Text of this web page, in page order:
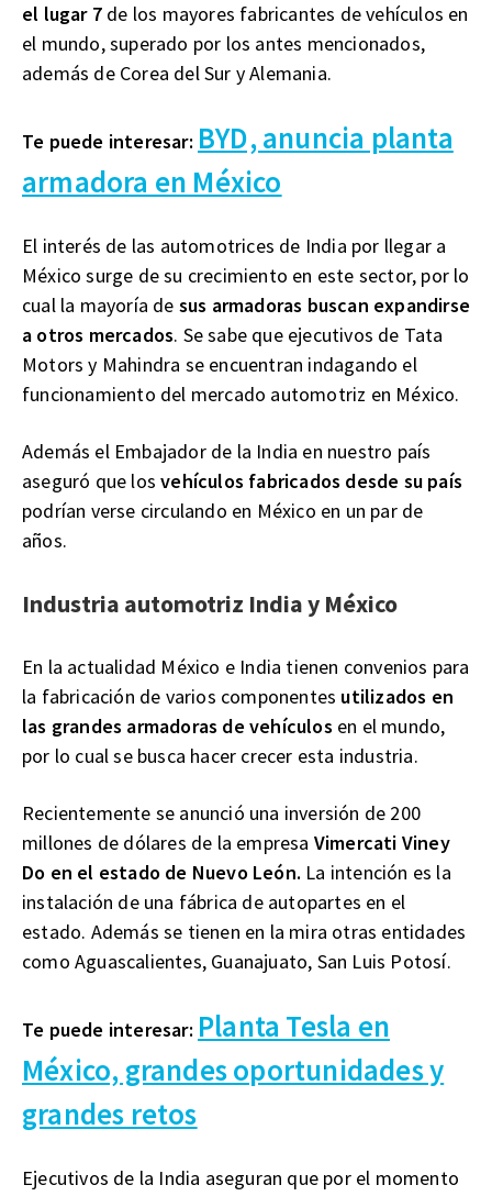
el lugar 7 de los mayores fabricantes de vehículos en
el mundo, superado por los antes mencionados,
además de Corea del Sur y Alemania.
Te puede interesar: BYD, anuncia planta
armadora en México
El interés de las automotrices de India por llegar a
México surge de su crecimiento en este sector, por lo
cual la mayoría de sus armadoras buscan expandirse
a otros mercados. Se sabe que ejecutivos de Tata
Motors y Mahindra se encuentran indagando el
funcionamiento del mercado automotriz en México.
Además el Embajador de la India en nuestro país
aseguró que losvehículos fabricados desde su país
podrían verse circulando en México en un par de
años.
Industria automotriz India y México
En la actualidad México e India tienen convenios para
la fabricación de varios componentes utilizados en
las grandes armadoras de vehículos en el mundo,
por lo cual se busca hacer crecer esta industria.
Recientemente se anunció una inversión de 200
millones de dólares de la empresa Vimercati Viney
Do en el estado de Nuevo León. La intención es la
instalación de una fábrica de autopartes en el
estado. Además se tienen en la mira otras entidades
como Aguascalientes, Guanajuato, San Luis Potosí.
Te puede interesar: Planta Tesla en
México, grandes oportunidades y
grandes retos
Ejecutivos de la India aseguran que por el momento